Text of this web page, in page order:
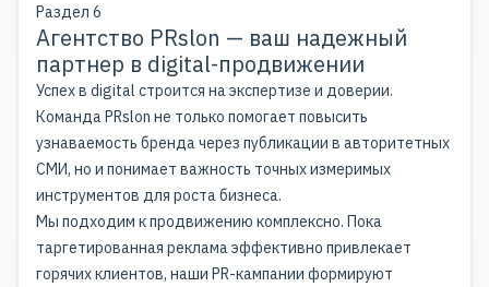
Раздел 6
Агентство PRslon — ваш надежный
партнер в digital-продвижении
Успех в digital строится на экспертизе и доверии.
Команда PRslon не только помогает повысить
узнаваемость бренда через публикации в авторитетных
СМИ, но и понимает важность точных измеримых
инструментов для роста бизнеса.
Мы подходим к продвижению комплексно. Пока
таргетированная реклама эффективно привлекает
горячих клиентов, наши PR-кампании формируют